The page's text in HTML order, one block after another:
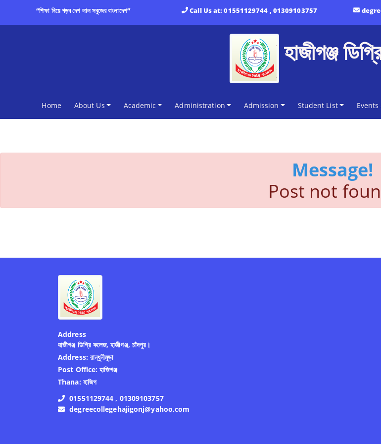
“শিক্ষা নিয়ে গড়ব দেশ লাল সবুজের বাংলাদেশ” Call Us at:01551129744 , 01309103757
হাজীগঞ্জ
Home(current)
About Us Academic Administration Admission Student List
Message!
Post not
Address
হাজীগঞ্জ ডিগ্রি কলেজ, হাজীগঞ্জ, চাঁদপুর।
Address: রান্ধুনীমূড়া
Post Office: হাজিগঞ্জ
Thana: হাজিগ
01551129744 , 01309103757
degreecollegehajigonj@yahoo.com